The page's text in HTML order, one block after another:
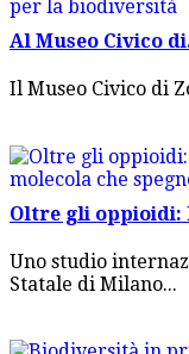
Al Museo Civico
Il Museo Civico di
Oltre gli oppioidi:
Uno studio
Statale di Milano...